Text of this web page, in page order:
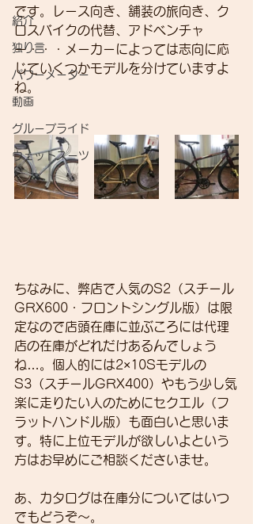
紹介
独り言
パワーメーター
動画
グループライド
ウェットスーツ
です。レース向き、舗装の旅向き、ク
ロスバイクの代替、アドベンチャ
ー・・・メーカーによっては志向に応
じていくつかモデルを分けていますよ
ね。
ちなみに、弊店で人気のS2（スチール
GRX600・フロントシングル版）は限
定なので店頭在庫に並ぶころには代理
店の在庫がどれだけあるんでしょう
ね…。個人的には2×10Sモデルの
S3（スチールGRX400）やもう少し気
楽に走りたい人のためにセクエル（フ
ラットハンドル版）も面白いと思いま
す。特に上位モデルが欲しいよという
方はお早めにご相談くださいませ。
あ、カタログは在庫分についてはいつ
でもどうぞ～。